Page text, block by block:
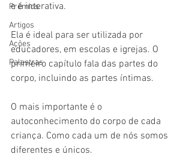
Prêmios
Artigos
Ações
Palestras
e é interativa.
Ela é ideal para ser utilizada por
educadores, em escolas e igrejas. O
primeiro capítulo fala das partes do
corpo, incluindo as partes íntimas.
O mais importante é o
autoconhecimento do corpo de cada
criança. Como cada um de nós somos
diferentes e únicos.